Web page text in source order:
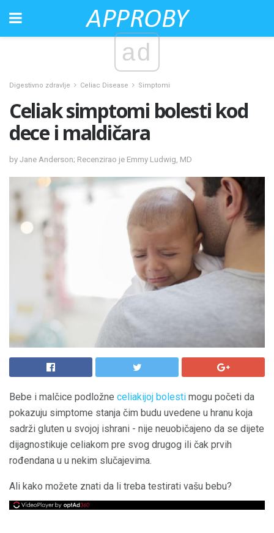
ad
Digestivno zdravlje Celiac Disease Simptomi
Celiak simptomi bolesti kod
dece i maldičara
by Jane Anderson; Recenzirao je Emmy Ludwig, MD
Bebe i malčice podložne celiakijoj bolesti mogu početi da
pokazuju simptome stanja čim budu uvedene u hranu koja
sadrži gluten u svojoj ishrani - nije neuobičajeno da se dijete
dijagnostikuje celiakom pre svog drugog ili čak prvih
rođendana u u nekim slučajevima.
Ali kako možete znati da li treba testirati vašu bebu?